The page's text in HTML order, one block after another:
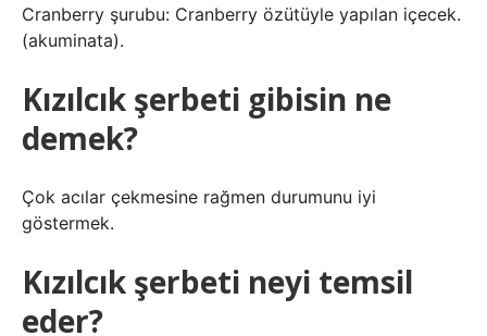
Cranberry şurubu: Cranberry özütüyle yapılan içecek.
(akuminata).
Kızılcık şerbeti gibisin ne
demek?
Çok acılar çekmesine rağmen durumunu iyi
göstermek.
Kızılcık şerbeti neyi temsil
eder?